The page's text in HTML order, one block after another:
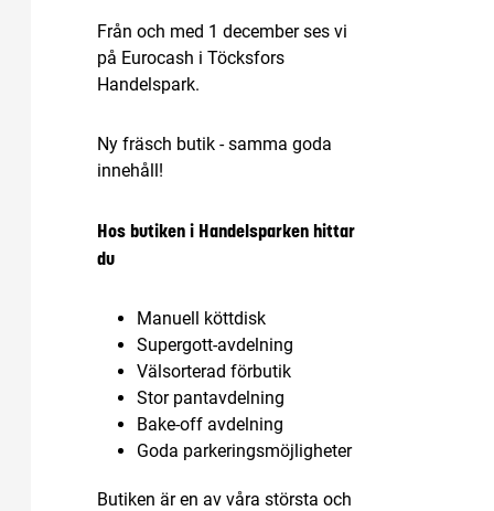
Från och med 1 december ses vi
på Eurocash i Töcksfors
Handelspark.
Ny fräsch butik - samma goda
innehåll!
Hos butiken i Handelsparken hittar
du
Manuell köttdisk
Supergott-avdelning
Välsorterad förbutik
Stor pantavdelning
Bake-off avdelning
Goda parkeringsmöjligheter
Butiken är en av våra största och